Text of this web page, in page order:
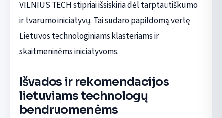
VILNIUS TECH stipriai išsiskiria dėl tarptautiškumo
ir tvarumo iniciatyvų. Tai sudaro papildomą vertę
Lietuvos technologiniams klasteriams ir
skaitmeninėms iniciatyvoms.
Išvados ir rekomendacijos
lietuviams technologų
bendruomenėms